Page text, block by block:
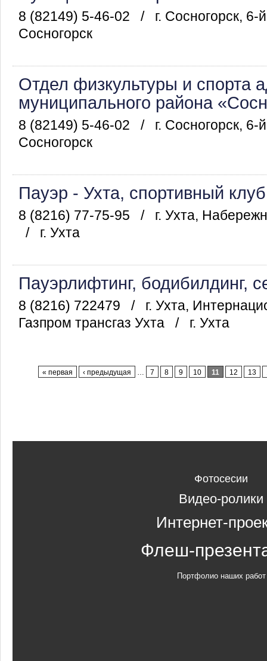
8 (82149) 5-46-02 /
г. Сосногорск, 6-
Сосногорск
Отдел физкультуры и спорта
муниципального района
8 (82149) 5-46-02 /
г. Сосногорск, 6-
Сосногорск
Пауэр - Ухта, спортивный
8 (8216) 77-75-95 /
г. Ухта,
/
г. Ухта
Пауэрлифтинг, бодибилдинг,
8 (8216) 722479 /
г. Ухта,
Газпром трансгаз Ухта
/ г. Ухта
« первая ‹ предыдущая 7 8 9 10 11 12 13
Фотосесии
Видео-ролики
Интернет-
Флеш-
Портфолио наших работ